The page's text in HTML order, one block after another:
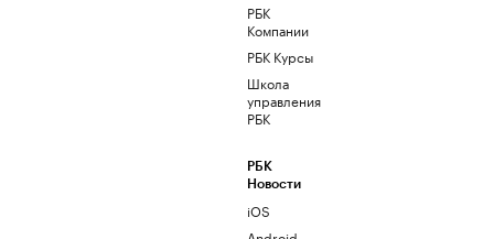
РБК
Компании
РБК Курсы
Школа
управления
РБК
РБК
Новости
iOS